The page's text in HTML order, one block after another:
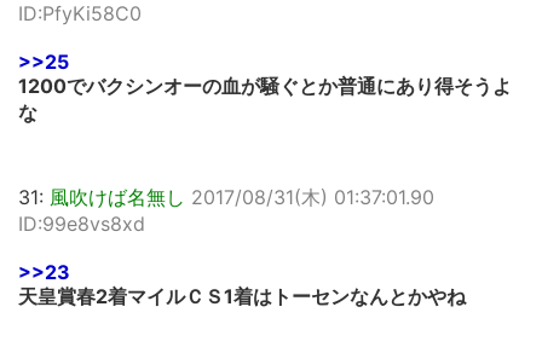
ID:PfyKi58C0
>>25
1200でバクシンオーの血が騒ぐとか普通にあり得そうよ
な
31: 風吹けば名無し 2017/08/31(木) 01:37:01.90
ID:99e8vs8xd
>>23
天皇賞春2着マイルＣＳ1着はトーセンなんとかやね